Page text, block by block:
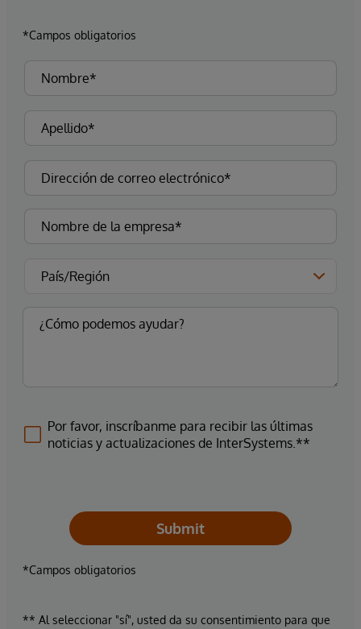
*Campos obligatorios
Por favor, inscríbanme para recibir las últimas
noticias y actualizaciones de InterSystems.**
Submit
*Campos obligatorios
** Al seleccionar "sí", usted da su consentimiento para que